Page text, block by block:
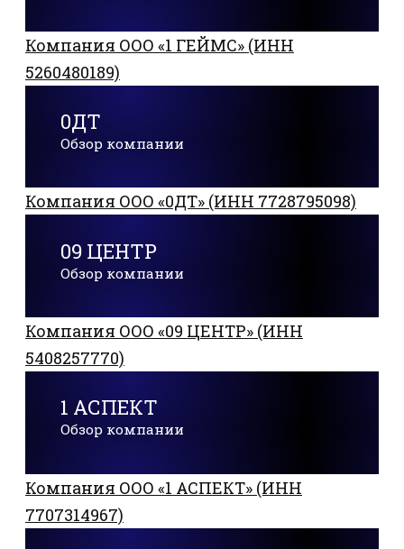
Компания ООО «1 ГЕЙМС» (ИНН
5260480189)
0ДТ
Обзор компании
Компания ООО «0ДТ» (ИНН 7728795098)
09 ЦЕНТР
Обзор компании
Компания ООО «09 ЦЕНТР» (ИНН
5408257770)
1 АСПЕКТ
Обзор компании
Компания ООО «1 АСПЕКТ» (ИНН
7707314967)